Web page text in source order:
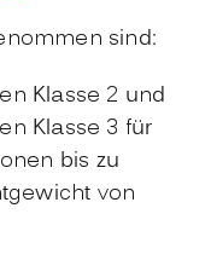
sind:
Klasse 2 und
Klasse 3 für
bis zu
von